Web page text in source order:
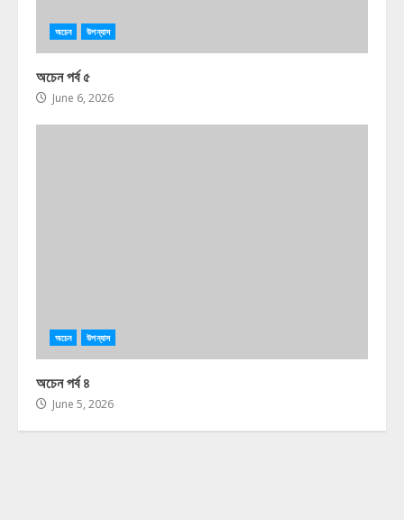
অচেন উপন্যাস
অচেন পর্ব ৫
June 6, 2026
অচেন উপন্যাস
অচেন পর্ব ৪
June 5, 2026